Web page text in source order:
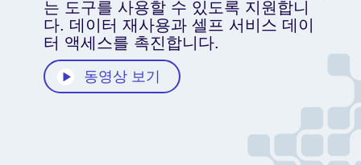
는 도구를 사용할 수 있도록 지원합니
다. 데이터 재사용과 셀프 서비스 데이
터 액세스를 촉진합니다.
동영상 보기